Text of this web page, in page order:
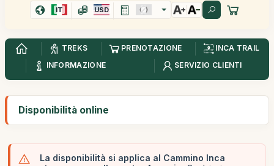
IT USD
TREKS PRENOTAZIONE
INCA TRAIL
INFORMAZIONE
SERVIZIO CLIENTI
Disponibilità online
La disponibilità si applica al Cammino Inca